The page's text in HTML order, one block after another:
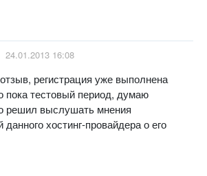
24.01.2013 16:08
регистрация уже выполнена
пока тестовый период, думаю
решил выслушать мнения
данного хостинг-провайдера о его